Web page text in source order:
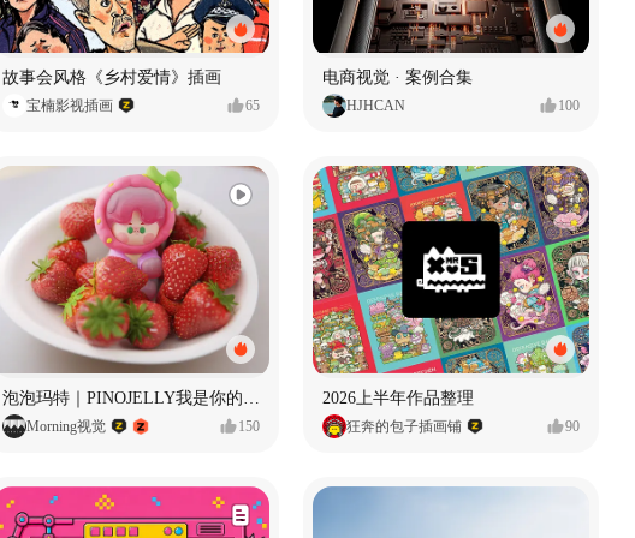
故事会风格《乡村爱情》插画
宝楠影视插画 65
电商视觉 · 案例合集
HJHCAN 100
Morning视觉 150
2026上半年作品整理
狂奔的包子插画铺 90